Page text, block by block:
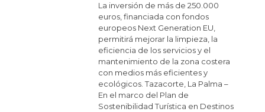
La inversión de más de 250.000
euros, financiada con fondos
europeos Next Generation EU,
permitirá mejorar la limpieza, la
eficiencia de los servicios y el
mantenimiento de la zona costera
con medios más eficientes y
ecológicos. Tazacorte, La Palma –
En el marco del Plan de
Sostenibilidad Turística en Destinos